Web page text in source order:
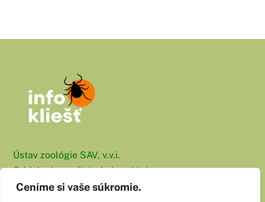
Ceníme si vaše súkromie.
Ústav zoológie SAV, v.v.i.
Oddelenie medicínskej zoológie
Dúbravská cesta 9